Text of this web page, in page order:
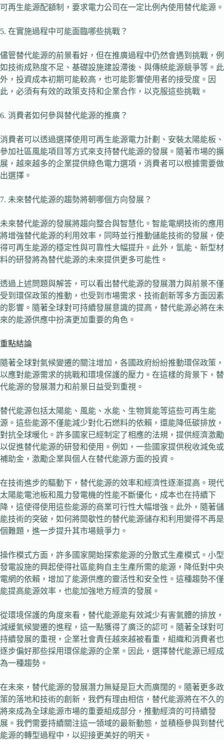
可再生能源配額制，要求電力公司在一定比例內使用替代能源。
5. 在實施過程中可能面臨哪些挑戰？
儘管替代能源的前景看好，但在推廣過程中仍然會遇到挑戰，例
如技術成熟度不足、基礎設施建設滯後、與傳統能源競爭等。此
外，投資成本初期可能較高，也可能影響使用者的接受度。因
此，必須有有效的政策支持和企業合作，以克服這些挑戰。
6. 消費者如何參與替代能源的推廣？
消費者可以透過選擇使用可再生能源電力計劃、安裝太陽能板、
參加社區風能項目等方式來支持替代能源的發展。隨著市場的擴
展，越來越多的企業提供綠色電力選項，消費者可以根據需要做
出選擇。
7. 未來替代能源的趨勢將朝哪個方向發展？
未來替代能源的發展將趨向整合與智慧化。智能電網技術的應用
將增強替代能源的利用效率，同時並行推動儲能技術的發展，使
得可再生能源的穩定性與可靠性大幅提升。此外，氫能、新型材
料的研發將為替代能源的未來提供更多可能性。
透過上述問題與解答，可以看出替代能源的發展潛力與前景不僅
受到環保政策的推動，也受到市場需求、技術創新等多方面因素
的影響。隨著全球對可持續發展意識的提高，替代能源必將在未
來的能源供應中扮演更加重要的角色。
重點結論
隨著全球對氣候變遷的關注增加，各國政府紛紛推動環保政策，
以應對能源需求的挑戰和環境保護的壓力。在這樣的背景下，替
代能源的發展潛力和前景日益受到重視。
替代能源包括太陽能、風能、水能、生物質能等這些可再生能
源。這些能源不僅能減少對化石燃料的依賴，還能降低碳排放，
對抗全球暖化。許多國家已經制定了相應的法規，提供經濟激勵
以促進替代能源的研發和使用。例如，一些國家提供稅收減免或
補助金，激勵企業與個人在替代能源方面的投資。
在技術進步的驅動下，替代能源的效率和經濟性逐漸提高。現代
太陽能電池板和風力發電機的性能不斷優化，成本也在持續下
降，這使得使用這些能源的商業可行性大幅增強。此外，隨著儲
能技術的突破，如何將間歇性的替代能源儲存和利用變得不再是
個難題，進一步提升其市場競爭力。
操作模式方面，許多國家開始探索能源的分散式生產模式。小型
發電設施的興起使得社區能夠自主生產所需的能源，降低對中央
電網的依賴，增加了能源供應的靈活性和安全性。這種趨勢不僅
能提高能源效率，也能加強地方經濟的發展。
從環境保護的角度來看，替代能源能有效減少有害氣體的排放，
減緩氣候變遷的進程，這一點獲得了廣泛的認可。隨著全球對可
持續發展的重視，企業社會責任越來越被看重，組織和消費者也
逐步偏好那些採用環保能源的企業。因此，選擇替代能源已經成
為一種趨勢。
在未來，替代能源的發展潛力無疑是巨大而廣闊的。隨著更多政
策的落地和技術的創新，我們有理由相信，替代能源將在不久的
將來成為全球能源市場的重要組成部分，推動經濟的可持續發
展。我們需要持續關注這一領域的最新動態，並積極參與到替代
能源的轉型過程中，以迎接更美好的明天。